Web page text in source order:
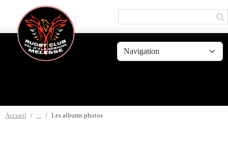
Accueil Les albums photos
Panneau de gestion des cookies